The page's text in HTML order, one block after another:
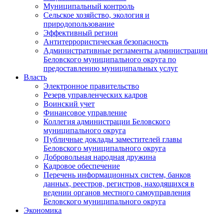
Муниципальный контроль
Сельское хозяйство, экология и
природопользование
Эффективный регион
Антитеррористическая безопасность
Административные регламенты администрации
Беловского муниципального округа по
предоставлению муниципальных услуг
Власть
Электронное правительство
Резерв управленческих кадров
Воинский учет
Финансовое управление
Коллегия администрации Беловского
муниципального округа
Публичные доклады заместителей главы
Беловского муниципального округа
Добровольная народная дружина
Кадровое обеспечение
Перечень информационных систем, банков
данных, реестров, регистров, находящихся в
ведении органов местного самоуправления
Беловского муниципального округа
Экономика